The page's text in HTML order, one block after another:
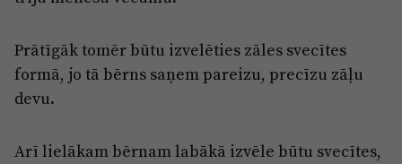
Prātīgāk tomēr būtu izvelēties zāles svecītes
formā, jo tā bērns saņem pareizu, precīzu zāļu
devu.
Arī lielākam bērnam labākā izvēle būtu svecītes,